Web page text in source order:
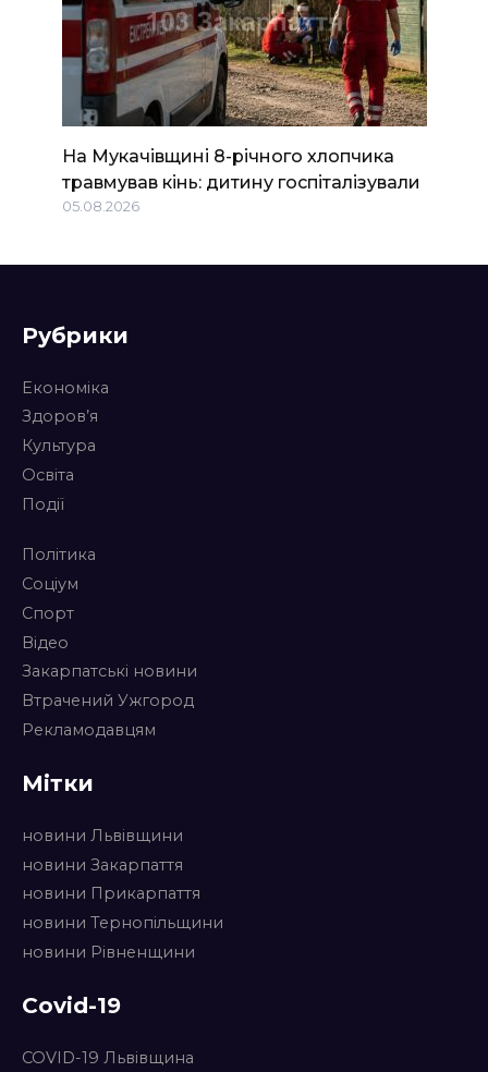
На Мукачівщині 8-річного хлопчика
травмував кінь: дитину госпіталізували
05.08.2026
Рубрики
Економіка
Здоров’я
Культура
Освіта
Події
Політика
Соціум
Спорт
Відео
Закарпатські новини
Втрачений Ужгород
Рекламодавцям
Мітки
новини Львівщини
новини Закарпаття
новини Прикарпаття
новини Тернопільщини
новини Рівненщини
Covid-19
COVID-19 Львівщина